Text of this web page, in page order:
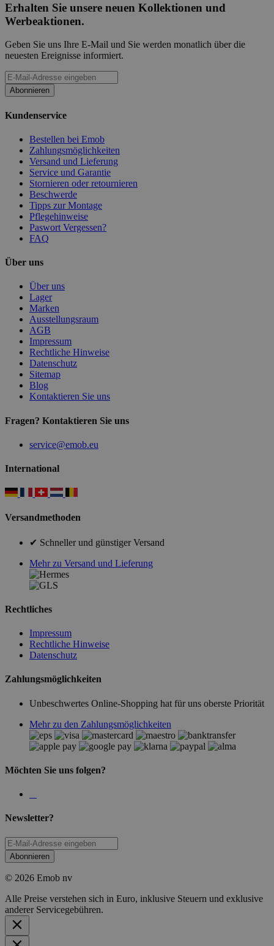
Erhalten Sie unsere neuen Kollektionen und
Werbeaktionen.
Geben Sie uns Ihre E-Mail und Sie werden monatlich über die
neuesten Ereignisse informiert.
Abonnieren
Kundenservice
Bestellen bei Emob
Zahlungsmöglichkeiten
Versand und Lieferung
Service und Garantie
Stornieren oder retournieren
Beschwerde
Tipps zur Montage
Pflegehinweise
Paswort Vergessen?
FAQ
Über uns
Über uns
Lager
Marken
Ausstellungsraum
AGB
Impressum
Rechtliche Hinweise
Datenschutz
Sitemap
Blog
Kontaktieren Sie uns
Fragen? Kontaktieren Sie uns
service@emob.eu
International
Versandmethoden
✔ Schneller und günstiger Versand
Mehr zu Versand und Lieferung
Rechtliches
Impressum
Rechtliche Hinweise
Datenschutz
Zahlungsmöglichkeiten
Unbeschwertes Online-Shopping hat für uns oberste Priorität
Mehr zu den Zahlungsmöglichkeiten
Möchten Sie uns folgen?
Newsletter?
Abonnieren
© 2026 Emob nv
Alle Preise verstehen sich in Euro, inklusive Steuern und exklusive
anderer Servicegebühren.